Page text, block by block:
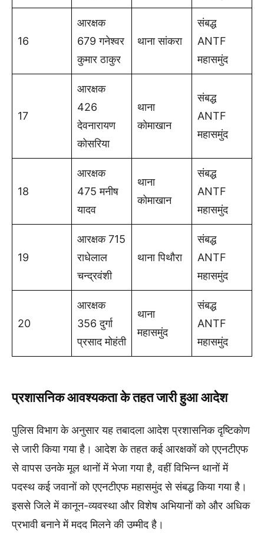
16
आरक्षक
679 गनेश्वर
कुमार ठाकुर
थाना सांकरा
संबद्ध
ANTF
महासमुंद
17
आरक्षक
426
देवनारायण
कोसरिया
थाना
कोमाखान
संबद्ध
ANTF
महासमुंद
18
आरक्षक
475 मनीष
यादव
थाना
कोमाखान
संबद्ध
ANTF
महासमुंद
19
आरक्षक 715
राधेलाल
चन्द्रवंशी
थाना पिथौरा
संबद्ध
ANTF
महासमुंद
20
आरक्षक
356 दुर्गा
प्रसाद मोहंती
थाना
महासमुंद
संबद्ध
ANTF
महासमुंद
प्रशासनिक आवश्यकता के तहत जारी हुआ आदेश
पुलिस विभाग के अनुसार यह तबादला आदेश प्रशासनिक दृष्टिकोण
से जारी किया गया है। आदेश के तहत कई आरक्षकों को एएनटीएफ
से वापस उनके मूल थानों में भेजा गया है, वहीं विभिन्न थानों में
पदस्थ कई जवानों को एएनटीएफ महासमुंद से संबद्ध किया गया है।
इससे जिले में कानून-व्यवस्था और विशेष अभियानों को और अधिक
प्रभावी बनाने में मदद मिलने की उम्मीद है।